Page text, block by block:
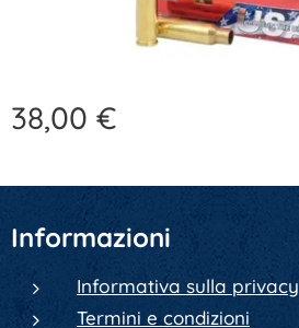
38,00 €
Informazioni
Informativa sulla privacy
Termini e condizioni